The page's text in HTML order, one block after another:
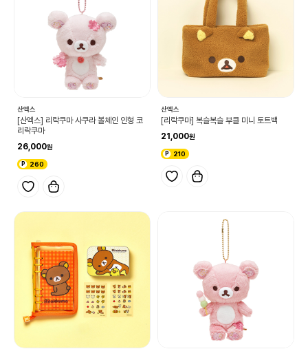
산엑스
[산엑스] 리락쿠마 사쿠라 볼체인 인형 코
리락쿠마
26,000
260
산엑스
[리락쿠마] 복슬복슬 부클 미니 토트백
21,000
210